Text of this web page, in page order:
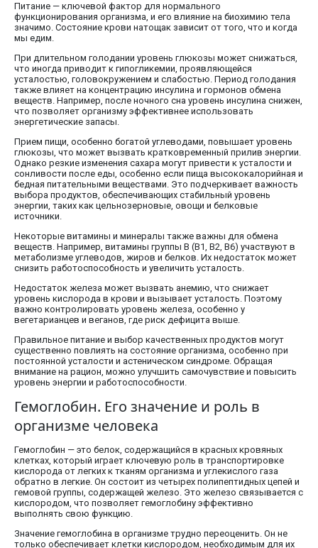
Питание — ключевой фактор для нормального
функционирования организма, и его влияние на биохимию тела
значимо. Состояние крови натощак зависит от того, что и когда
мы едим.
При длительном голодании уровень глюкозы может снижаться,
что иногда приводит к гипогликемии, проявляющейся
усталостью, головокружением и слабостью. Период голодания
также влияет на концентрацию инсулина и гормонов обмена
веществ. Например, после ночного сна уровень инсулина снижен,
что позволяет организму эффективнее использовать
энергетические запасы.
Прием пищи, особенно богатой углеводами, повышает уровень
глюкозы, что может вызвать кратковременный прилив энергии.
Однако резкие изменения сахара могут привести к усталости и
сонливости после еды, особенно если пища высококалорийная и
бедная питательными веществами. Это подчеркивает важность
выбора продуктов, обеспечивающих стабильный уровень
энергии, таких как цельнозерновые, овощи и белковые
источники.
Некоторые витамины и минералы также важны для обмена
веществ. Например, витамины группы B (B1, B2, B6) участвуют в
метаболизме углеводов, жиров и белков. Их недостаток может
снизить работоспособность и увеличить усталость.
Недостаток железа может вызвать анемию, что снижает
уровень кислорода в крови и вызывает усталость. Поэтому
важно контролировать уровень железа, особенно у
вегетарианцев и веганов, где риск дефицита выше.
Правильное питание и выбор качественных продуктов могут
существенно повлиять на состояние организма, особенно при
постоянной усталости и астеническом синдроме. Обращая
внимание на рацион, можно улучшить самочувствие и повысить
уровень энергии и работоспособности.
Гемоглобин. Его значение и роль в
организме человека
Гемоглобин — это белок, содержащийся в красных кровяных
клетках, который играет ключевую роль в транспортировке
кислорода от легких к тканям организма и углекислого газа
обратно в легкие. Он состоит из четырех полипептидных цепей и
гемовой группы, содержащей железо. Это железо связывается с
кислородом, что позволяет гемоглобину эффективно
выполнять свою функцию.
Значение гемоглобина в организме трудно переоценить. Он не
только обеспечивает клетки кислородом, необходимым для их